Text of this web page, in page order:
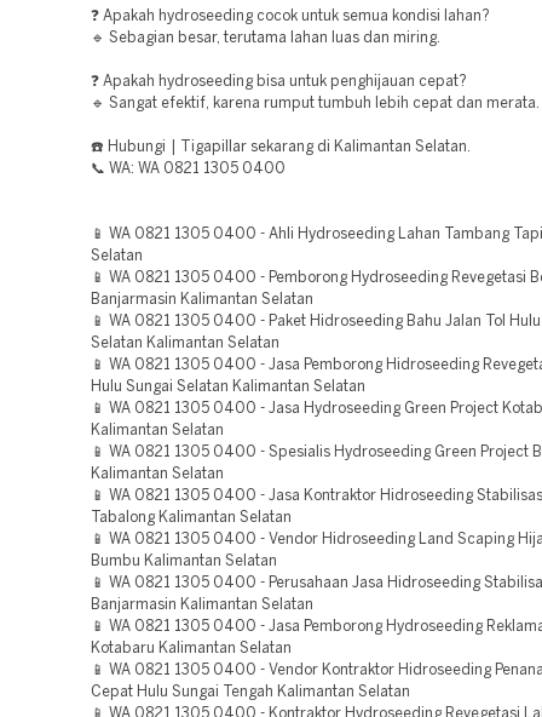
❓ Apakah hydroseeding cocok untuk semua kondisi lahan?
🔹 Sebagian besar, terutama lahan luas dan miring.
❓ Apakah hydroseeding bisa untuk penghijauan cepat?
🔹 Sangat efektif, karena rumput tumbuh lebih cepat dan merata.
☎️ Hubungi | Tigapillar sekarang di Kalimantan Selatan.
📞 WA: WA 0821 1305 0400
📱 WA 0821 1305 0400 - Ahli Hydroseeding Lahan Tambang
Selatan
📱 WA 0821 1305 0400 - Pemborong Hydroseeding Revegetasi
Banjarmasin Kalimantan Selatan
📱 WA 0821 1305 0400 - Paket Hidroseeding Bahu Jalan Tol
Selatan Kalimantan Selatan
📱 WA 0821 1305 0400 - Jasa Pemborong Hidroseeding
Hulu Sungai Selatan Kalimantan Selatan
📱 WA 0821 1305 0400 - Jasa Hydroseeding Green Project
Kalimantan Selatan
📱 WA 0821 1305 0400 - Spesialis Hydroseeding Green Project
Kalimantan Selatan
📱 WA 0821 1305 0400 - Jasa Kontraktor Hidroseeding
Tabalong Kalimantan Selatan
📱 WA 0821 1305 0400 - Vendor Hidroseeding Land Scaping
Bumbu Kalimantan Selatan
📱 WA 0821 1305 0400 - Perusahaan Jasa Hidroseeding
Banjarmasin Kalimantan Selatan
📱 WA 0821 1305 0400 - Jasa Pemborong Hydroseeding
Kotabaru Kalimantan Selatan
📱 WA 0821 1305 0400 - Vendor Kontraktor Hidroseeding
Cepat Hulu Sungai Tengah Kalimantan Selatan
📱 WA 0821 1305 0400 - Kontraktor Hydroseeding Revegetasi